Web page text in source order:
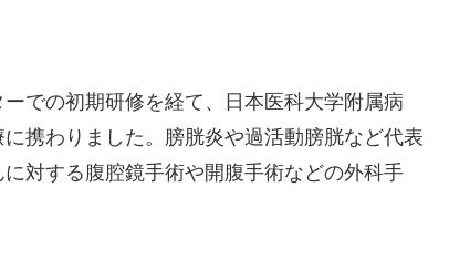
での初期研修を経て、日本医科大学附属病
携わりました。膀胱炎や過活動膀胱など代表
対する腹腔鏡手術や開腹手術などの外科手